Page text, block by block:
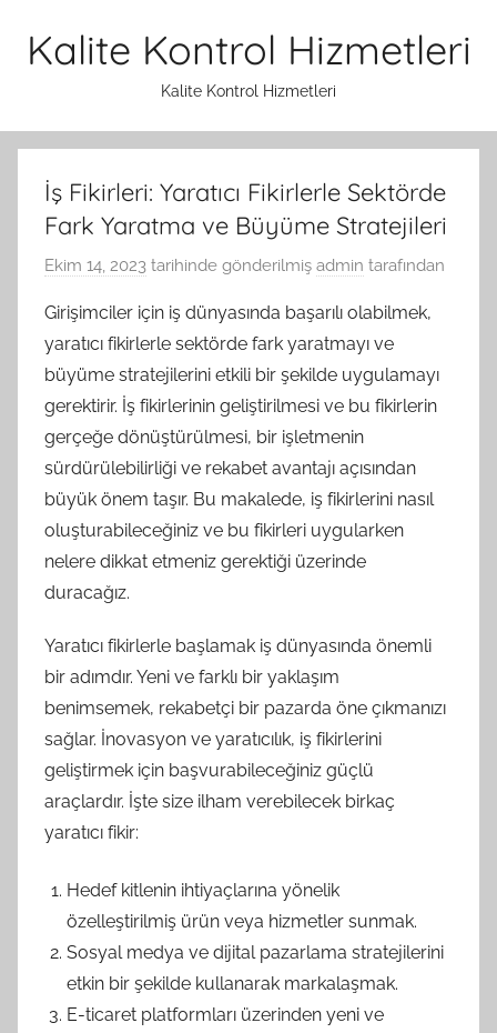
Kalite Kontrol Hizmetleri
Kalite Kontrol Hizmetleri
İş Fikirleri: Yaratıcı Fikirlerle Sektörde
Fark Yaratma ve Büyüme Stratejileri
Ekim 14, 2023 tarihinde gönderilmiş admin tarafından
Girişimciler için iş dünyasında başarılı olabilmek,
yaratıcı fikirlerle sektörde fark yaratmayı ve
büyüme stratejilerini etkili bir şekilde uygulamayı
gerektirir. İş fikirlerinin geliştirilmesi ve bu fikirlerin
gerçeğe dönüştürülmesi, bir işletmenin
sürdürülebilirliği ve rekabet avantajı açısından
büyük önem taşır. Bu makalede, iş fikirlerini nasıl
oluşturabileceğiniz ve bu fikirleri uygularken
nelere dikkat etmeniz gerektiği üzerinde
duracağız.
Yaratıcı fikirlerle başlamak iş dünyasında önemli
bir adımdır. Yeni ve farklı bir yaklaşım
benimsemek, rekabetçi bir pazarda öne çıkmanızı
sağlar. İnovasyon ve yaratıcılık, iş fikirlerini
geliştirmek için başvurabileceğiniz güçlü
araçlardır. İşte size ilham verebilecek birkaç
yaratıcı fikir:
Hedef kitlenin ihtiyaçlarına yönelik
özelleştirilmiş ürün veya hizmetler sunmak.
Sosyal medya ve dijital pazarlama stratejilerini
etkin bir şekilde kullanarak markalaşmak.
E-ticaret platformları üzerinden yeni ve